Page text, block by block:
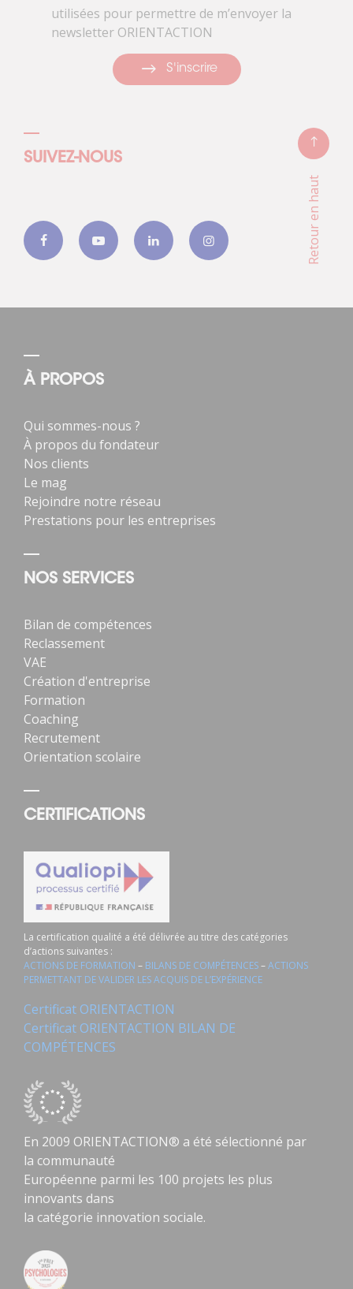
utilisées pour permettre de m’envoyer la
newsletter ORIENTACTION
S'inscrire
SUIVEZ-NOUS
Retour en haut
À PROPOS
Qui sommes-nous ?
À propos du fondateur
Nos clients
Le mag
Rejoindre notre réseau
Prestations pour les entreprises
NOS SERVICES
Bilan de compétences
Reclassement
VAE
Création d'entreprise
Formation
Coaching
Recrutement
Orientation scolaire
CERTIFICATIONS
La certification qualité a été délivrée au titre des catégories
d’actions suivantes :
ACTIONS DE FORMATION – BILANS DE COMPÉTENCES–ACTIONS
PERMETTANT DE VALIDER LES ACQUIS DE L’EXPÉRIENCE
Certificat ORIENTACTION
Certificat ORIENTACTION BILAN DE
COMPÉTENCES
En 2009 ORIENTACTION® a été sélectionné par
la communauté
Européenne parmi les 100 projets les plus
innovants dans
la catégorie innovation sociale.